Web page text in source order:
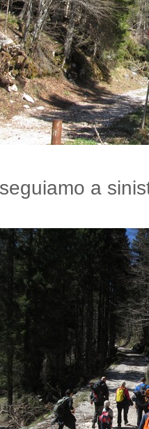
a